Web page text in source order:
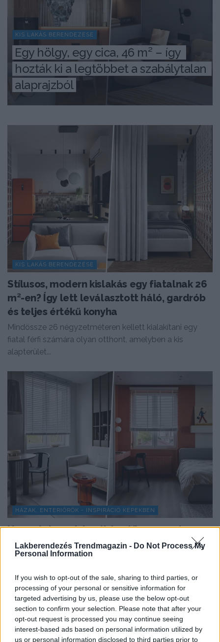
Lakberendezés Trendmagazin - Do Not Process My
Personal Information
If you wish to opt-out of the sale, sharing to third parties, or
processing of your personal or sensitive information for
targeted advertising by us, please use the below opt-out
section to confirm your selection. Please note that after your
opt-out request is processed you may continue seeing
interest-based ads based on personal information utilized by
us or personal information disclosed to third parties prior to
KIS LAKÁS BERENDEZÉSE
Egy hölgy, egy cica, 46 m² – így
hozták ki a legtöbbet a szabálytalan
alaprajzból
KIS LAKÁS BERENDEZÉSE
Stílusos, modern kislakás egy fiatalnak 26
m²-en? Így lett leválasztott háló, gardrób
és teljes értékű konyha
Mindössze 26 négyzetméteren kellett kialakítani egy
fiatal férfi számára olyan otthont, amelyben a kis
alapterület...
HÁZAK, ENTERIŐRÖK - INSPIRÁCIÓ KÉPEKBEN
Hangulatos minimalista stílus anya és
lánya 74 m²-es otthonában
A 74 m²-es, háromszobás lakást egy hölgy
tizenéves...
TOVÁBBIAK BETÖLTÉSE